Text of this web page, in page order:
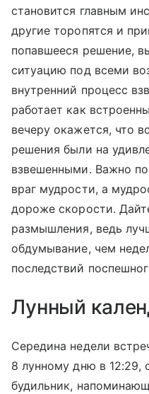
становится главным
другие торопятся и
попавшееся решение,
ситуацию под всеми
внутренний процесс
работает как
вечеру окажется, что
решения были на
взвешенными. Важно
враг мудрости, а
дороже скорости.
размышления, ведь
обдумывание, чем
последствий
Лунный
Середина недели
8 лунному дню в 12:29,
будильник,